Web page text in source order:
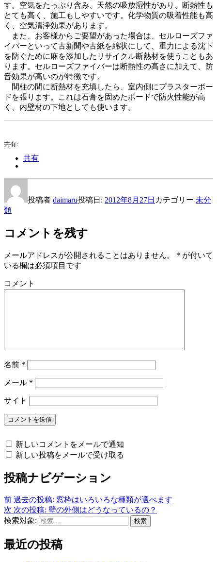
す。空気をたっぷり含み、天然の吸放湿性があり、断熱性も
とても高く、施工もしやすいです。化学物質の吸着性能も高
く、空気清浄効果があります。
また、お客様からご要望があった場合は、セルローズファ
イバーといって古新聞や古紙を綿状にして、重力による沈下
を防ぐために麻を添加したリサイクル断熱材を使うこともあ
ります。セルローズファイバーは断熱性の高さに加えて、防
音効果が高いのが特徴です。
間柱の間に断熱材を充填したら、室内側にプラスターボー
ドを張ります。これは石膏を固めたボードで防火性能が高
く、内壁材の下地としても使います。
共有:
共有
投稿者 daimaru投稿日: 2012年8月27日 カテゴリー 未分
類
コメントを残す
メールアドレスが公開されることはありません。 * が付いて
いる欄は必須項目です
コメント
名前 *
メール *
サイト
新しいコメントをメールで通知
新しい投稿をメールで受け取る
投稿ナビゲーション
前 過去の投稿: 窓枠はいろいろな種類が選べます
次 次の投稿: 壁の外側はどうなっているの？
検索対象:
検索
最近の投稿